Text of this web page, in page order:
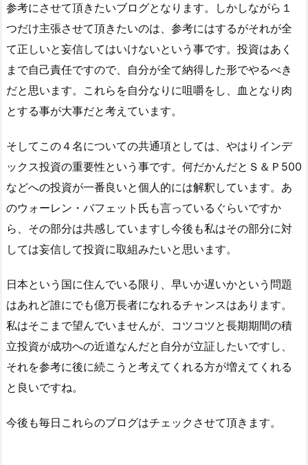
参考にさせて頂きたいブログとなります。しかしながら１
つだけ主張させて頂きたいのは、参考にはするがそれが全
て正しいと妄信してはいけないという事です。投資はあく
まで自己責任ですので、自分が全て納得した形でやるべき
だと思います。これらを自分なりに咀嚼をし、血となり肉
とする事が大事だと考えています。
そしてこの４名についての共通項としては、やはりインデ
ックス投資の重要性という事です。何だかんだとＳ＆Ｐ500
などへの投資が一番良いと個人的には解釈しています。あ
のウォーレン・バフェット氏も言っているぐらいですか
ら、その部分は共感していますし今後も私はその部分に対
しては妄信して投資に取組みたいと思います。
日本という国に住んでいる限り、早いか遅いかという問題
はあれど誰にでも億万長者になれるチャンスはあります。
私はそこまで望んでいませんが、コツコツと長期期間の積
立投資が成功への近道なんだと自分が立証したいですし、
それを参考に後に続こうと考えてくれる方が増えてくれる
と良いですね。
今後も毎日これらのブログはチェックさせて頂きます。